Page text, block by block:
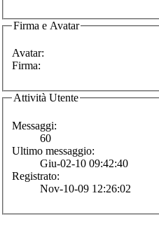
Firma e Avatar
Avatar:
Firma:
Attività Utente
Messaggi:
60
Ultimo messaggio:
Giu-02-10 09:42:40
Registrato:
Nov-10-09 12:26:02